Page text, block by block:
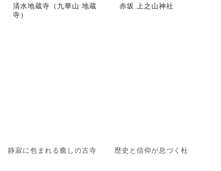
清水地蔵寺（九華山 地蔵
寺）
静寂に包まれる癒しの古寺
赤坂 上之山神社
歴史と信仰が息づく杜